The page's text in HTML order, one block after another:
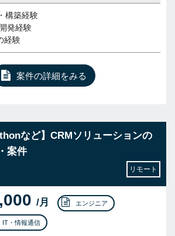
構築経験
発経験
経験
案件の詳細をみる
など】CRMソリューションの
案件
リモート
/月 エンジニア
IT・情報通信